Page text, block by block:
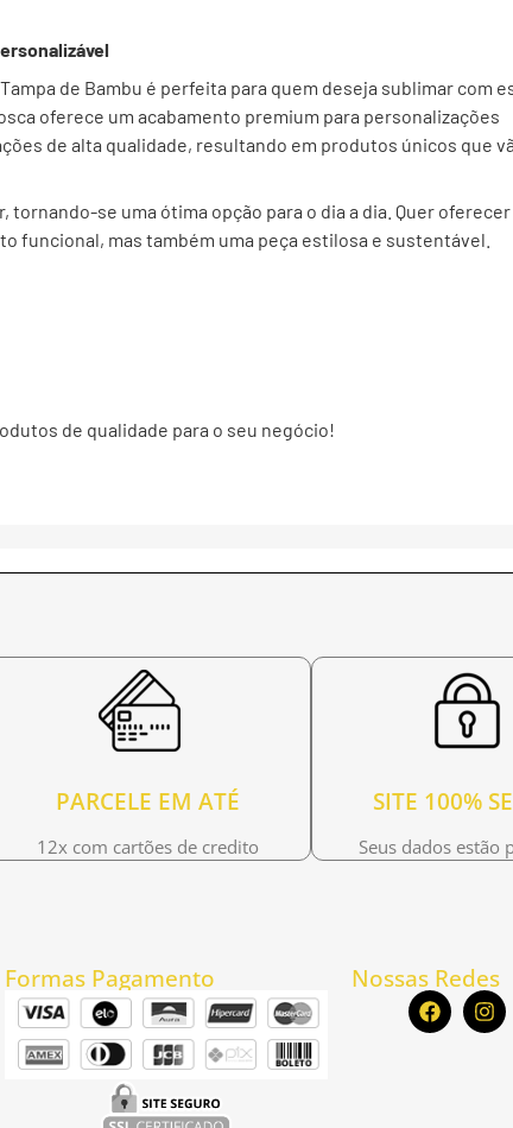
de Bambu é perfeita para quem deseja sublimar com
oferece um acabamento premium para personalizações
de alta qualidade, resultando em produtos únicos que
se uma ótima opção para o dia a dia. Quer
funcional, mas também uma peça estilosa e sustentável.
de qualidade para o seu negócio!
PARCELE EM ATÉ
12x com cartões de credito
SITE 100%
Seus dados estão
Formas Pagamento Nossas Redes